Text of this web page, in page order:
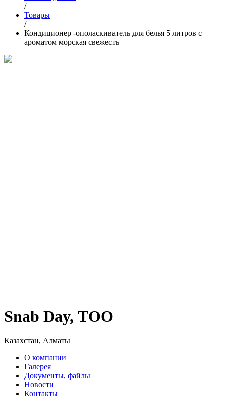
/
Товары
/
Кондиционер -ополаскиватель для белья 5 литров с
ароматом морская свежесть
Snab Day, ТОО
Казахстан, Алматы
О компании
Галерея
Документы, файлы
Новости
Контакты